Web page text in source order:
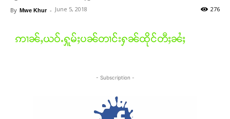
By Mwe Khur - June 5, 2018 276
ဢၢၼ်ႇယဝ်ႉႁူမ်ႈပၼ်တၢင်းႁၼ်ထိုင်တီႈၼႆႈ
- Subscription -